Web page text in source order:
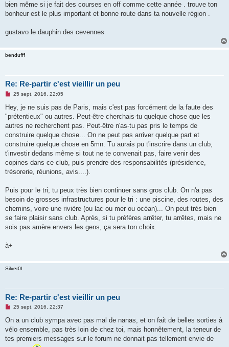
bien même si je fait des courses en off comme cette année . trouve ton
bonheur est le plus important et bonne route dans ta nouvelle région .
gustavo le dauphin des cevennes
bendufff
Re: Re-partir c'est vieillir un peu
M
s
s
a
g
n
o
l
u
25 sept. 2016, 22:05
Hey, je ne suis pas de Paris, mais c'est pas forcément de la faute des
"prétentieux" ou autres. Peut-être cherchais-tu quelque chose que les
autres ne recherchent pas. Peut-être n'as-tu pas pris le temps de
construire quelque chose... On ne peut pas arriver quelque part et
construire quelque chose en 5mn. Tu aurais pu t'inscrire dans un club,
t'investir dedans même si tout ne te convenait pas, faire venir des
copines dans ce club, puis prendre des responsabilités (présidence,
trésorerie, réunions, avis....).
Puis pour le tri, tu peux très bien continuer sans gros club. On n'a pas
besoin de grosses infrastructures pour le tri : une piscine, des routes, des
chemins, voire une rivière (ou lac ou mer ou océan)... On peut très bien
se faire plaisir sans club. Après, si tu préfères arrêter, tu arrêtes, mais ne
sois pas amère envers les gens, ça sera ton choix.
à+
Silver0l
Re: Re-partir c'est vieillir un peu
M
s
a
g
25 sept. 2016, 22:37
On a un club sympa avec pas mal de nanas, et on fait de belles sorties à
vélo ensemble, pas très loin de chez toi, mais honnêtement, la teneur de
tes premiers messages sur le forum ne donnait pas tellement envie de